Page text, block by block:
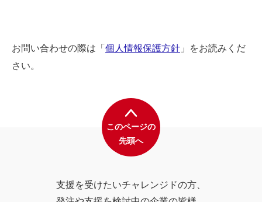
お問い合わせの際は「 個人情報保護方針 」をお読みくだ
さい。
このページの
先頭へ
支援を受けたいチャレンジドの方、